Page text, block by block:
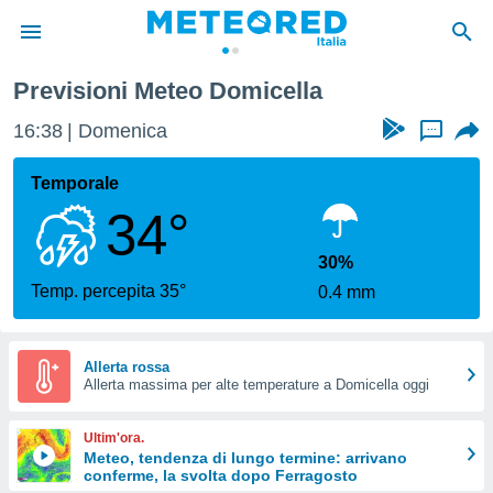
di
per
le
di
Web
le
Previsioni Meteo Domicella
16:38 Domenica ...
Temporale
34°
Temp. percepita 35°
30%
0.4 mm
Allerta rossa
Allerta massima per alte temperature a Domicella oggi
Ultim'ora.
Meteo, tendenza di lungo termine: arrivano
conferme, la svolta dopo Ferragosto